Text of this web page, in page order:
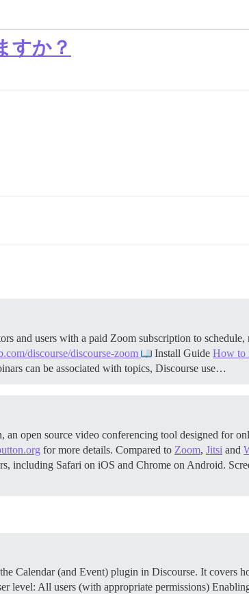
すか？
and users with a paid Zoom subscription to
discourse/discourse-zoom Install Guide How to
can be associated with topics, Discourse use…
open source video conferencing tool designed for
for more details. Compared to Zoom, Jitsi and
including Safari on iOS and Chrome on Android.
Calendar (and Event) plugin in Discourse. It covers
level: All users (with appropriate permissions)